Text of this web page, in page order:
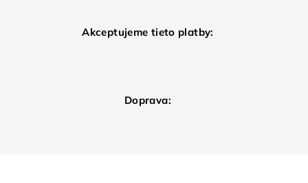
Akceptujeme tieto platby:
Doprava: